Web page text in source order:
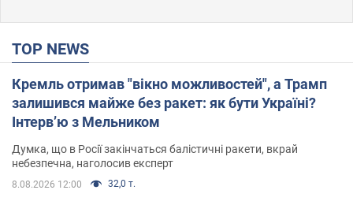
TOP NEWS
Кремль отримав "вікно можливостей", а Трамп
залишився майже без ракет: як бути Україні?
Інтерв’ю з Мельником
Думка, що в Росії закінчаться балістичні ракети, вкрай
небезпечна, наголосив експерт
8.08.2026 12:00 32,0 т.